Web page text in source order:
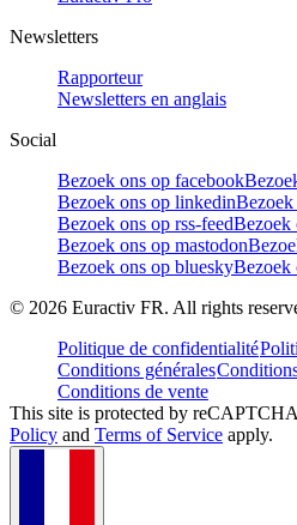
Newsletters
Rapporteur
Newsletters en anglais
Social
Bezoek ons op facebook
Bezoek ons op linkedin
Bezoek ons op rss-feedBezoek
Bezoek ons op mastodon
Bezoek ons op blueskyBezoek
© 2026 Euractiv FR. All rights
Politique de confidentialité
Conditions générales
Conditions de vente
This site is protected by
Policy and Terms of Service apply.